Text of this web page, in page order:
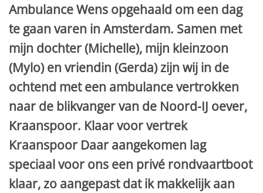
Ambulance Wens opgehaald om een dag
te gaan varen in Amsterdam. Samen met
mijn dochter (Michelle), mijn kleinzoon
(Mylo) en vriendin (Gerda) zijn wij in de
ochtend met een ambulance vertrokken
naar de blikvanger van de Noord-IJ oever,
Kraanspoor. Klaar voor vertrek
Kraanspoor Daar aangekomen lag
speciaal voor ons een privé rondvaartboot
klaar, zo aangepast dat ik makkelijk aan